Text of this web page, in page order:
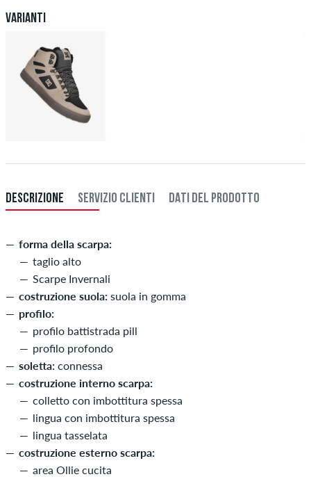
Varianti
DESCRIZIONE SERVIZIO CLIENTI DATI DEL PRODOTTO
forma della scarpa:
taglio alto
Scarpe Invernali
costruzione suola: suola in gomma
profilo:
profilo battistrada pill
profilo profondo
soletta: connessa
costruzione interno scarpa:
colletto con imbottitura spessa
lingua con imbottitura spessa
lingua tasselata
costruzione esterno scarpa:
area Ollie cucita